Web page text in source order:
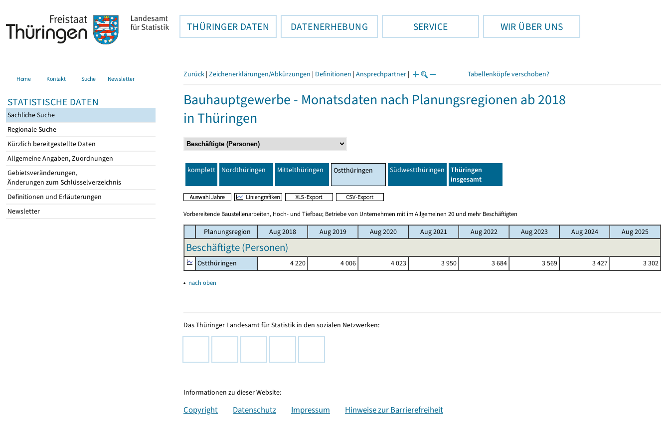
THÜRINGER DATEN DATENERHEBUNG SERVICE WIR ÜBER UNS
Home Kontakt Suche Newsletter
STATISTISCHE DATEN
Sachliche Suche
Regionale Suche
Kürzlich bereitgestellte Daten
Allgemeine Angaben, Zuordnungen
Gebietsveränderungen,
Änderungen zum Schlüsselverzeichnis
Definitionen und Erläuterungen
Newsletter
Zurück | Zeichenerklärungen/Abkürzungen | Definitionen | Ansprechpartner | Tabellenköpfe verschoben?
Bauhauptgewerbe - Monatsdaten nach Planungsregionen ab 2018
in Thüringen
komplett Nordthüringen Mittelthüringen Ostthüringen Südwestthüringen
Thüringen
insgesamt
Vorbereitende Baustellenarbeiten, Hoch- und Tiefbau; Betriebe von Unternehmen mit im Allgemeinen 20 und mehr Beschäftigten
Planungsregion Aug 2018 Aug 2019 Aug 2020 Aug 2021 Aug 2022 Aug 2023 Aug 2024 Aug 2025
Beschäftigte (Personen)
Ostthüringen 4 220 4 006 4 023 3 950 3 684 3 569 3 427 3 302
▴ nach oben
Das Thüringer Landesamt für Statistik in den sozialen Netzwerken:
Informationen zu dieser Website:
Copyright Datenschutz Impressum Hinweise zur Barrierefreiheit